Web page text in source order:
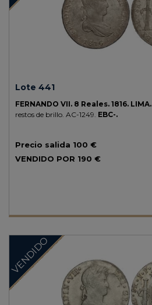
Lote 441
FERNANDO VII. 8 Reales. 1816. LIMA.
restos de brillo. AC-1249. EBC-.
Precio salida 100 €
VENDIDO POR 190 €
VENDIDO